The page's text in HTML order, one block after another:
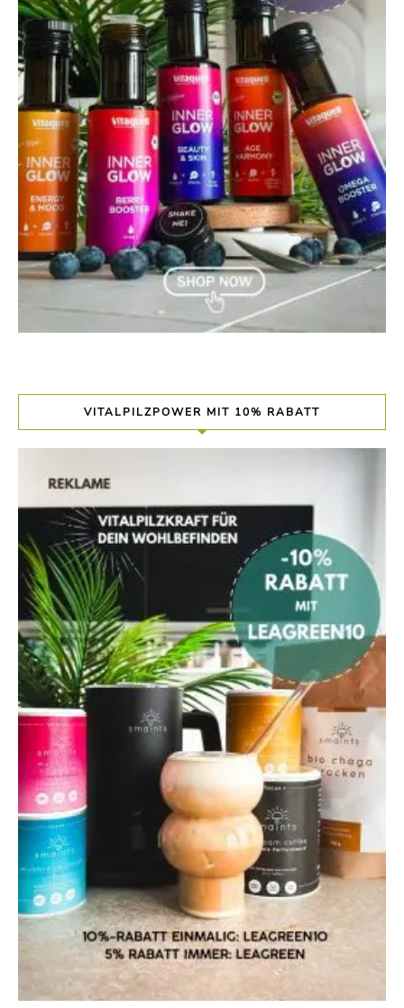
VITALPILZPOWER MIT 10% RABATT